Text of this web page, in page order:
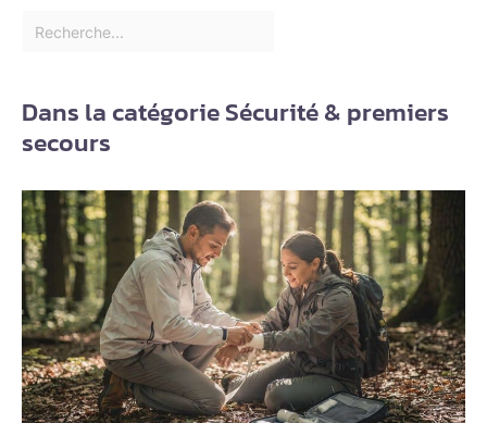
Dans la catégorie Sécurité & premiers
secours